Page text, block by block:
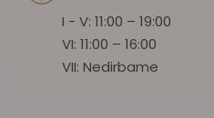
I - V: 11:00 – 19:00
VI: 11:00 – 16:00
VII: Nedirbame